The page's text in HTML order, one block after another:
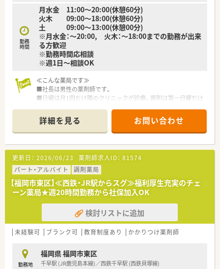
勤務
時間
月水金 11:00～20:00(休憩60分)
火木 09:00～18:00(休憩60分)
土 09:00～13:00(休憩00分)
※月水金：～20:00, 火木：～18:00までの勤務が出来
る方歓迎
※勤務時間応相談
※週1日～相談OK
≪こんな薬局です≫
■社長は男性の薬剤師です。
■日曜は月1回だけ隣のクリニックが診療。原則は第一日曜だけ
■シフトは週1日から相談OKです！
まずは、お気軽にお問合せください♪
詳細を見る お問い合わせ
更新日： 2026/06/23 薬剤師求人ID： 81574
パート・アルバイト
調剤薬局
【福岡市東区】≪西鉄・JR駅からスグ≫福利厚生充実のチェ
ーン薬局★週20時間勤務から社保加入OK
検討リストに追加
未経験可 ブランク可 教育制度あり かかりつけ薬剤師
勤務地
福岡県 福岡市東区
千早駅 (JR鹿児島本線)／西鉄千早駅 (西鉄貝塚線)